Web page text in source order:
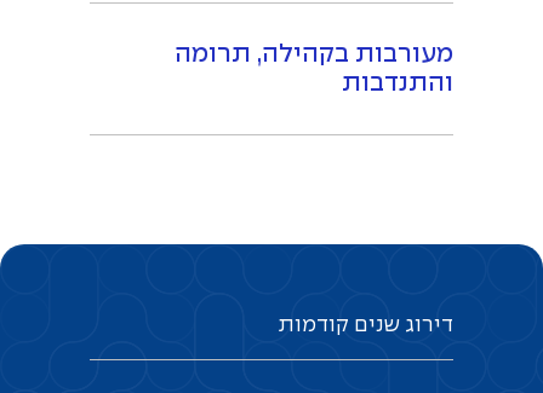
מעורבות בקהילה, תרומה
והתנדבות
דירוג שנים קודמות